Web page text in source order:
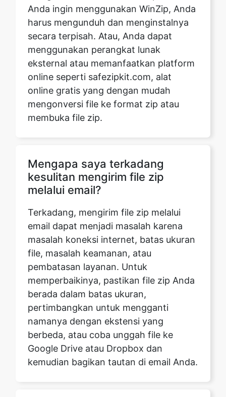
Copy Link
menggunakan perangkat lunak
eksternal atau memanfaatkan platform
online seperti safezipkit.com, alat
online gratis yang dengan mudah
mengonversi file ke format zip atau
membuka file zip.
Mengapa saya terkadang
Terkadang, mengirim file zip melalui
email dapat menjadi masalah karena
masalah koneksi internet, batas ukuran
file, masalah keamanan, atau
pembatasan layanan. Untuk
memperbaikinya, pastikan file zip Anda
berada dalam batas ukuran,
pertimbangkan untuk mengganti
namanya dengan ekstensi yang
berbeda, atau coba unggah file ke
Google Drive atau Dropbox dan
kemudian bagikan tautan di email Anda.
Bagaimana cara saya zip file